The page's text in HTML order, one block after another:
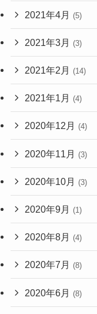
2021年4月 (5)
2021年3月 (3)
2021年2月 (14)
2021年1月 (4)
2020年12月 (4)
2020年11月 (3)
2020年10月 (3)
2020年9月 (1)
2020年8月 (4)
2020年7月 (8)
2020年6月 (8)